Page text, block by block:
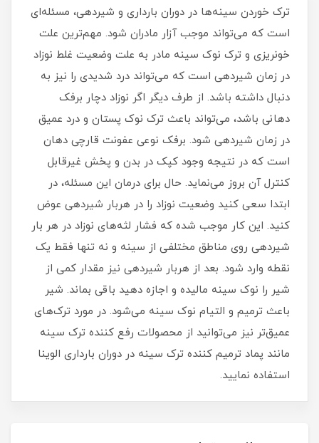
ترک خوردن سینه‌ها در دوران بارداری و شیردهی، مسئله‌ای
است که می‌تواند موجب آزار مادران شود. مهم‌ترین علت
خونریزی و ترک نوک سینه مادر به علت وضعیت غلط نوزاد
در زمان شیردهی است که می‌تواند درد شدیدی را نیز به
دنبال داشته باشد. از طرف دیگر اگر نوزاد دچار برفک
دهانی باشد، می‌تواند باعث ترک نوک پستان و درد عمیق
در زمان شیردهی شود. برفک نوعی عفونت قارچی دهان
است که در نتیجه وجود کپک در بدن و پخش غیرقابل
کنترل آن بروز می‌نماید. حال برای درمان این مسئله، در
ابتدا سعی کنید وضعیت نوزاد را در هربار شیردهی عوض
کنید. این کار موجب شده که فشار لثه‌های نوزاد در هر بار
شیردهی روی مناطق مختلفی از سینه و نه تنها فقط یک
نقطه وارد شود. بعد از هربار شیردهی نیز مقدار کمی از
شیر را نوک سینه مالیده و اجازه دهید باقی بماند. شیر
باعث ترمیم و التیام نوک سینه می‌شود. در مورد ترک‌های
عمیق‌تر نیز می‌توانید از محصولات رفع کننده ترک سینه
مانند پماد ترمیم کننده ترک سینه در دوران بارداری الوینا
استفاده نمایید.